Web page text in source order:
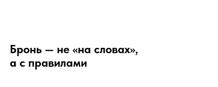
Бронь — не «на словах»,
а с правилами